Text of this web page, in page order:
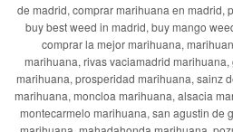
de madrid, comprar marihuana en madrid,
buy best weed in madrid, buy mango
comprar la mejor marihuana,
marihuana, rivas vaciamadrid
marihuana, prosperidad marihuana, sainz
marihuana, moncloa marihuana, alsacia
montecarmelo marihuana, san agustin de